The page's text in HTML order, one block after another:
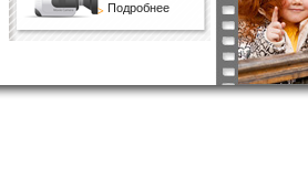
Подробнее